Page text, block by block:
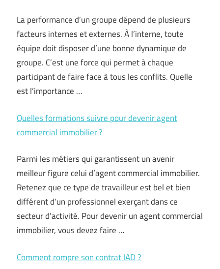
La performance d’un groupe dépend de plusieurs
facteurs internes et externes. À l’interne, toute
équipe doit disposer d’une bonne dynamique de
groupe. C’est une force qui permet à chaque
participant de faire face à tous les conflits. Quelle
est l’importance …
Quelles formations suivre pour devenir agent
commercial immobilier ?
Parmi les métiers qui garantissent un avenir
meilleur figure celui d’agent commercial immobilier.
Retenez que ce type de travailleur est bel et bien
différent d’un professionnel exerçant dans ce
secteur d’activité. Pour devenir un agent commercial
immobilier, vous devez faire …
Comment rompre son contrat IAD ?